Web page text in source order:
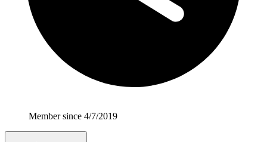
Member since 4/7/2019